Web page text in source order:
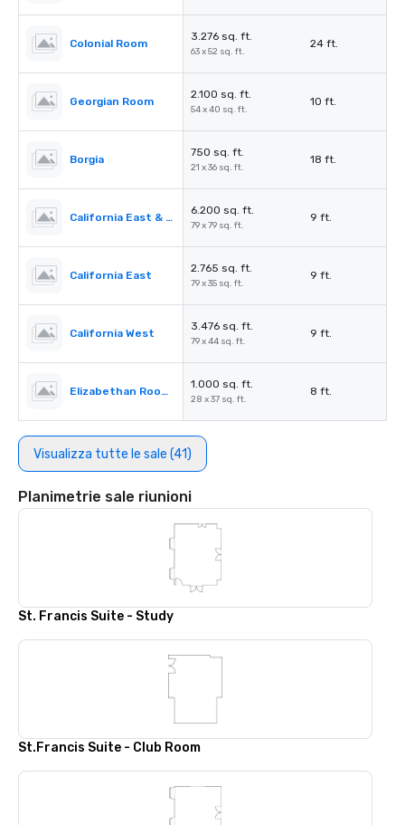
Colonial Room
3.276 sq. ft.
63 x 52 sq. ft.
24 ft.
Georgian Room
2.100 sq. ft.
54 x 40 sq. ft.
10 ft.
Borgia
750 sq. ft.
21 x 36 sq. ft.
18 ft.
California East & West
6.200 sq. ft.
79 x 79 sq. ft.
9 ft.
California East
2.765 sq. ft.
79 x 35 sq. ft.
9 ft.
California West
3.476 sq. ft.
79 x 44 sq. ft.
9 ft.
Elizabethan Room A
1.000 sq. ft.
28 x 37 sq. ft.
8 ft.
Visualizza tutte le sale (41)
Planimetrie sale riunioni
St. Francis Suite - Study
St.Francis Suite - Club Room